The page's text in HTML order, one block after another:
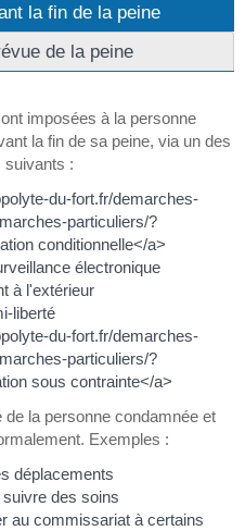
la fin de la peine
de la peine
imposées à la personne
la fin de sa peine, via un des
suivants :
du-fort.fr/demarches-
particuliers/?
conditionnelle</a>
électronique
à l'extérieur
liberté
du-fort.fr/demarches-
particuliers/?
sous contrainte</a>
la personne condamnée et
Exemples :
déplacements
des soins
au commissariat à certains